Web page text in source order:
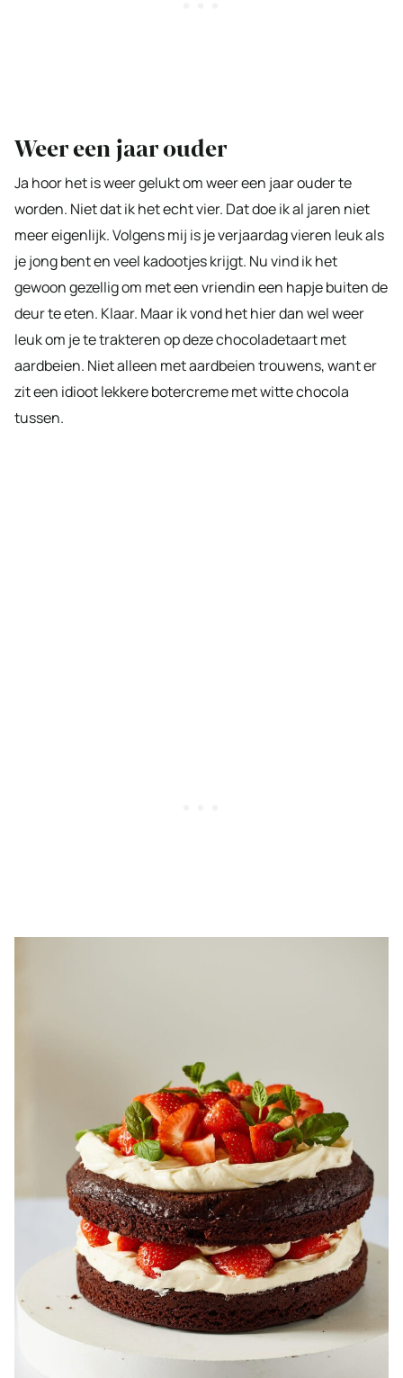
Weer een jaar ouder
Ja hoor het is weer gelukt om weer een jaar ouder te
worden. Niet dat ik het echt vier. Dat doe ik al jaren niet
meer eigenlijk. Volgens mij is je verjaardag vieren leuk als
je jong bent en veel kadootjes krijgt. Nu vind ik het
gewoon gezellig om met een vriendin een hapje buiten de
deur te eten. Klaar. Maar ik vond het hier dan wel weer
leuk om je te trakteren op deze chocoladetaart met
aardbeien. Niet alleen met aardbeien trouwens, want er
zit een idioot lekkere botercreme met witte chocola
tussen.